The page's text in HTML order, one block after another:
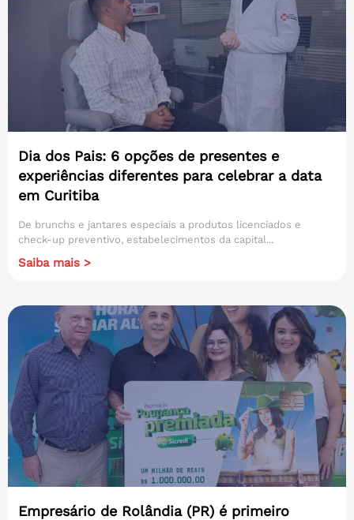
Dia dos Pais: 6 opções de presentes e
experiências diferentes para celebrar a data
em Curitiba
De brunchs e jantares especiais a produtos licenciados e
check-up preventivo, estabelecimentos da capital...
Saiba mais >
Empresário de Rolândia (PR) é primeiro